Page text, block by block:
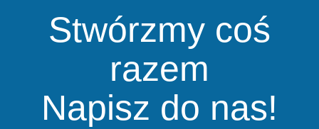
Stwórzmy coś
razem
Napisz do nas!